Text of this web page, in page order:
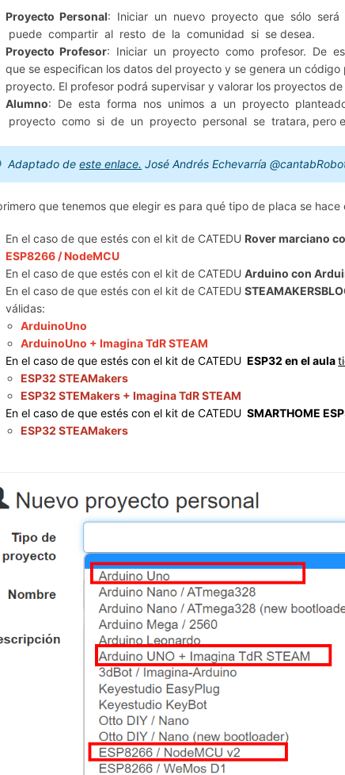
Proyecto Personal: Iniciar un nuevo proyecto que sólo será
puede compartir al resto de la comunidad si se desea.
Proyecto Profesor: Iniciar un proyecto como profesor. De
que se especifican los datos del proyecto y se genera un
proyecto. El profesor podrá supervisar y valorar los proyectos de
Alumno: De esta forma nos unimos a un proyecto
proyecto como si de un proyecto personal se tratara, pero
Adaptado deeste enlace. José Andrés Echevarría
que tenemos que elegir es para qué tipo de placa se hace
En el caso de que estés con el kit de CATEDU Rover marciano
ESP8266 /NodeMCU
En el caso de que estés con el kit de CATEDUArduino con
En el caso de que estés con el kit de CATEDU
válidas:
ArduinoUno
ArduinoUno + Imagina TdR STEAM
En el caso de que estés con el kit de CATEDU ESP32 en el aula
ESP32 STEAMakers
ESP32 STEMakers + Imagina TdR STEAM
En el caso de que estés con el kit de CATEDU SMARTHOME
ESP32 STEAMakers